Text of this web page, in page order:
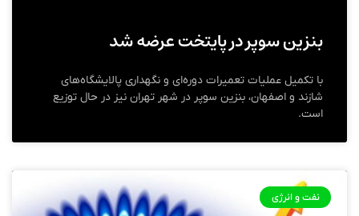
بنزین سوپر در پایتخت عرضه شد
با تکمیل عملیات تعمیرات دوره‌ای و نگهداری پالایشگاه‌های
شازند و اصفهان، بنزین سوپر در شهر تهران نیز در حال توزیع
است.
نفت و انرژی